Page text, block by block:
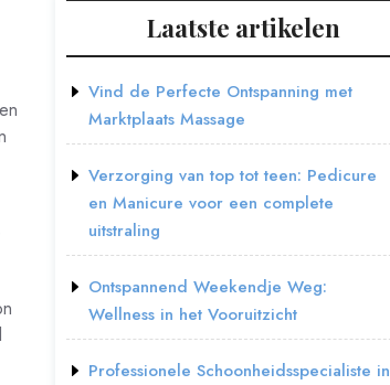
Laatste artikelen
Vind de Perfecte Ontspanning met
Marktplaats Massage
Verzorging van top tot teen: Pedicure
en Manicure voor een complete
uitstraling
Ontspannend Weekendje Weg:
Wellness in het Vooruitzicht
Professionele Schoonheidsspecialiste in